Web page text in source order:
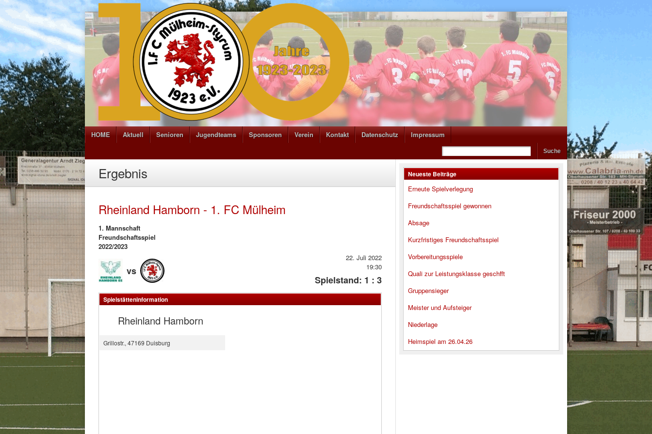
HOME Aktuell Senioren Jugendteams Sponsoren Verein Kontakt Datenschutz Impressum
Ergebnis
Rheinland Hamborn - 1. FC Mülheim
1. Mannschaft
Freundschaftsspiel
2022/2023
vs
22. Juli 2022
19:30
Spielstand: 1 : 3
Spielstätteninformation
Rheinland Hamborn
Grillostr., 47169 Duisburg
Neueste Beiträge
Erneute Spielverlegung
Freundschaftsspiel gewonnen
Absage
Kurzfristiges Freundschaftsspiel
Vorbereitungsspiele
Quali zur Leistungsklasse geschfft
Gruppensieger
Meister und Aufsteiger
Niederlage
Heimspiel am 26.04.26